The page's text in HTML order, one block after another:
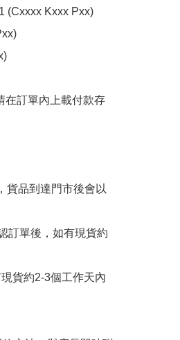
(Cxxxx Kxxx Pxx)
在訂單內上載付款存
貨品到達門市後會以
訂單後，如有現貨約
貨約2-3個工作天內